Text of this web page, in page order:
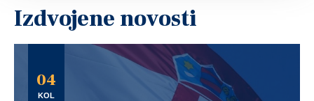
Izdvojene novosti
04
KOL